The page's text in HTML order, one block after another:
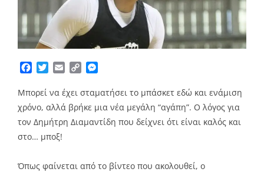
Facebook
TwitterEmailCopy
Μπορεί να έχει σταματήσει το μπάσκετ εδώ και ενάμιση
χρόνο, αλλά βρήκε μια νέα μεγάλη “αγάπη”. Ο λόγος για
τον Δημήτρη Διαμαντίδη που δείχνει ότι είναι καλός και
στο… μποξ!
Όπως φαίνεται από το βίντεο που ακολουθεί, ο